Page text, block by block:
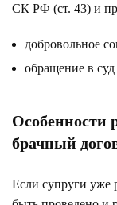
СК РФ (ст. 43) и
добровольное
обращение в
Особенности
брачный
Если супруги уже